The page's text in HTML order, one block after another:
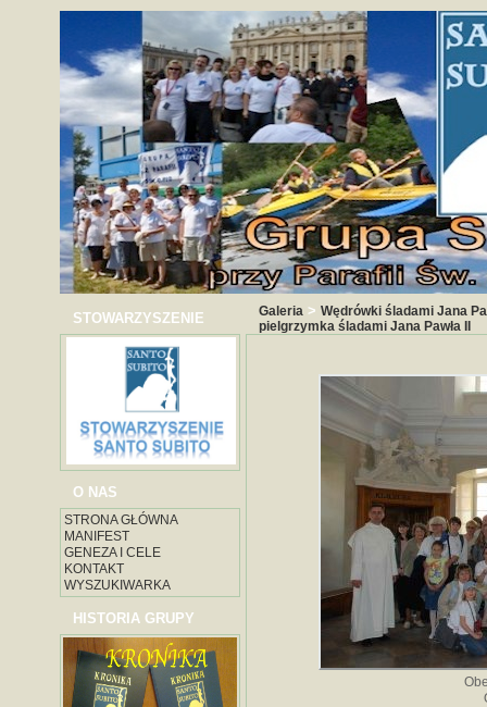
STOWARZYSZENIE
O NAS
STRONA GŁÓWNA
MANIFEST
GENEZA I CELE
KONTAKT
WYSZUKIWARKA
HISTORIA GRUPY
Galeria > Wędrówki śladami Jana
pielgrzymka śladami Jana Pawła II